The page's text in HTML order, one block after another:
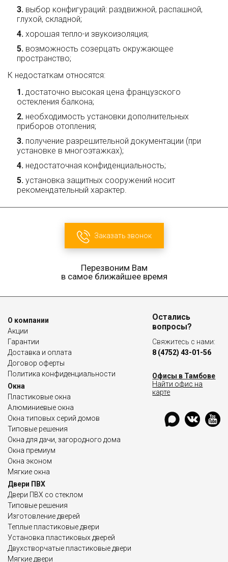
выбор конфигураций: раздвижной, распашной,
глухой, складной;
хорошая тепло-и звукоизоляция;
возможность созерцать окружающее
пространство;
К недостаткам относятся:
достаточно высокая цена французского
остекления балкона;
необходимость установки дополнительных
приборов отопления;
получение разрешительной документации (при
установке в многоэтажках);
недостаточная конфиденциальность;
установка защитных сооружений носит
рекомендательный характер.
Заказать звонок
Перезвоним Вам
в самое ближайшее время
О компании
Акции
Гарантии
Доставка и оплата
Договор оферты
Политика конфиденциальности
Окна
Пластиковые окна
Алюминиевые окна
Окна типовых серий домов
Типовые решения
Окна для дачи, загородного дома
Окна премиум
Окна эконом
Мягкие окна
Двери ПВХ
Двери ПВХ со стеклом
Типовые решения
Изготовление дверей
Теплые пластиковые двери
Установка пластиковых дверей
Двухстворчатые пластиковые двери
Мягкие двери
Остались
вопросы?
Свяжитесь с нами:
8 (4752) 43-01-56
Офисы в Тамбове
Найти офис на
карте